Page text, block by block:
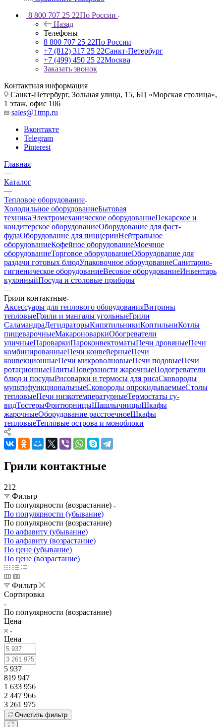
8 800 707 25 22По России
Назад
Телефоны
8 800 707 25 22По России
+7 (812) 317 25 22Санкт-Петербург
+7 (499) 450 25 22Москва
Заказать звонок
Контактная информация
Санкт-Петербург, Зольная улица, 15, БЦ «Морская столица»,
1 этаж, офис 106
sales@1tmp.ru
Вконтакте
Telegram
Pinterest
Главная
—
Каталог
—
Тепловое оборудование
Холодильное оборудованиеБытовая
техникаЭлектромеханическое оборудованиеПекарское и
кондитерское оборудованиеОборудование для фаст-
фудаОборудование для пиццерииНейтральное
оборудованиеКофейное оборудованиеМоечное
оборудованиеТорговое оборудованиеОборудование для
раздачи готовых блюдУпаковочное оборудованиеСанитарно-
гигиеническое оборудованиеВесовое оборудованиеИнвентарь
кухонныйПосуда и столовые приборы
—
Грили контактные
Аксессуары для теплового оборудованияВитрины
тепловыеГрили и мангалы угольныеГрили
СаламандраДегидраторыКипятильникиКоптильниКотлы
пищеварочныеМакароноваркиОбогреватели
уличныеПароваркиПароконвектоматыПечи дровяныеПечи
комбинированныеПечи конвейерныеПечи
конвекционныеПечи микроволновыеПечи подовыеПечи
ротационныеПлитыПоверхности жарочныеПодогреватели
блюд и посудыРисоварки и термосы для рисаСковороды
мультифункциональныеСковороды опрокидываемыеСтолы
тепловыеПечи низкотемпературныеТермостаты су-
видТостерыФритюрницыШашлычницыШкафы
жарочныеОборудование расстоечноеШкафы
тепловыеТепловые острова и моноблоки
Грили контактные
212
Фильтр
По популярности (возрастание)
По популярности (убывание)
По популярности (возрастание)
По алфавиту (убывание)
По алфавиту (возрастание)
По цене (убывание)
По цене (возрастание)
Фильтр
Сортировка
По популярности (возрастание)
Цена
Цена
5 937
819 947
1 633 956
2 447 966
3 261 975
Очистить фильтр